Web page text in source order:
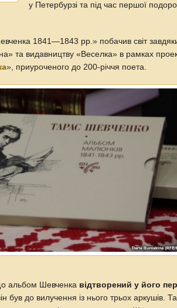
у Петербурзі та під час першої
1841—1843 рр.» побачив світ
та видавництву «Веселка» в рамках
», приуроченого до 200-річчя поета.
альбом Шевченка відтворений у його
був до вилучення із нього трьох аркушів.